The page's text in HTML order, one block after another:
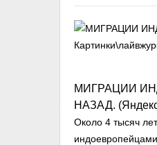
МИГРАЦИИ
НАЗАД.
Около 4 тысяч